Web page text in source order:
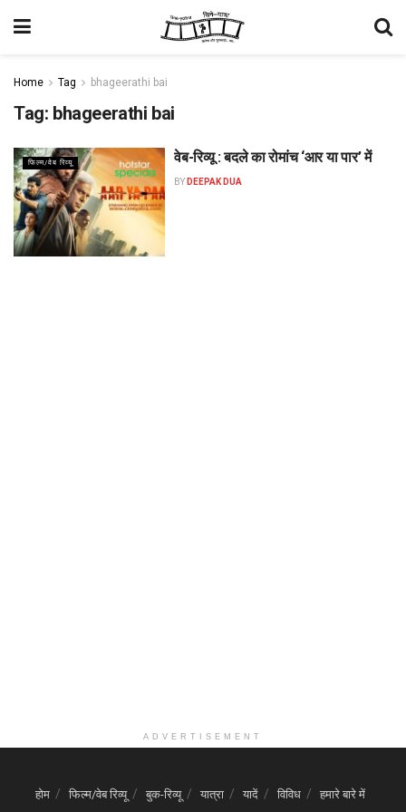
Home Tag bhageerathi bai
Tag: bhageerathi bai
फिल्म/वेब रिव्यू वेब-रिव्यू : बदले का रोमांच ‘आर या पार’ में
BY DEEPAK DUA
ADVERTISEMENT
होम फिल्म/वेब रिव्यू बुक-रिव्यू यात्रा यादें विविध हमारे बारे में